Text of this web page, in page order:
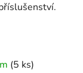
(5 ks)